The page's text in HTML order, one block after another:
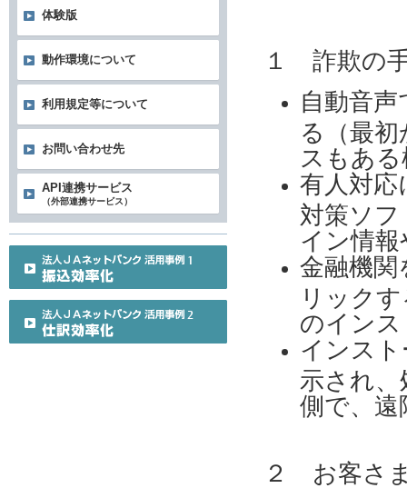
１ 詐欺の
自動音
る（最
スもあ
有人対応
対策ソフ
イン情
金融機
リック
のイン
インス
示され
側で、遠
２ お客さ
体験版
動作環境について
利用規定等について
お問い合わせ先
API連携サービス
（外部連携サービス）